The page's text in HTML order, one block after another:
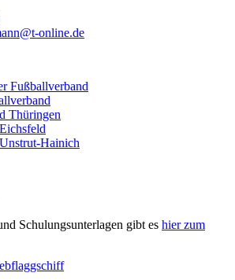
online.de
Fußballverband
Thüringen
Hainich
Schulungsunterlagen gibt es hier zum
flaggschiff